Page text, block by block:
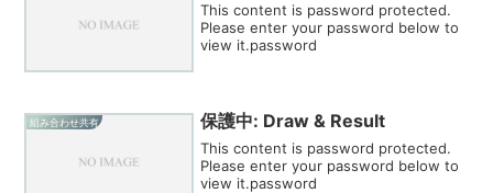
This content is password protected.
Please enter your password below to
view it.password
組み合わせ共有 保護中: Draw & Result
This content is password protected.
Please enter your password below to
view it.password